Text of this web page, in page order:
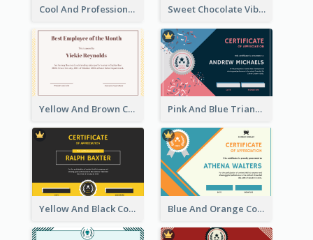
Cool And Professional Certificate Design For Recommendation Sweet Chocolate Vibe With Gold Badge Simple Certificate Design
Yellow And Brown Certificate Of Recommendation Pink And Blue Triangles Confetti Celebration Certificate
Yellow And Black Contrast Simple Certificate Blue And Orange Company Triangles With Badge Certificate